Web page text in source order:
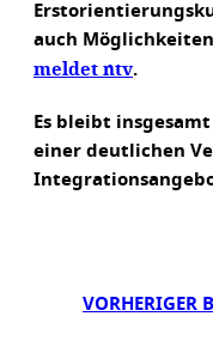
auch
meldet ntv.
Es bleibt
einer deutlichen
VORHERIGER